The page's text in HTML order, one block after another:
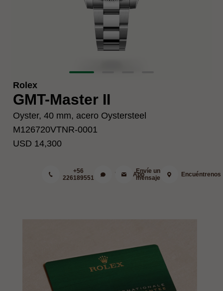
Rolex
GMT-Master II
Oyster, 40 mm, acero Oystersteel
M126720VTNR-0001
USD 14,300
+56
226189551
WhatsAppEnvíe un
mensaje
Encuéntrenos